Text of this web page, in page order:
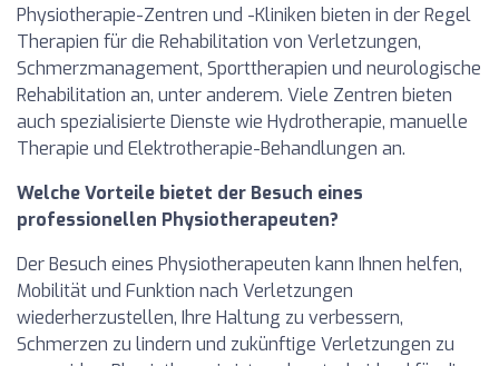
Physiotherapie-Zentren und -Kliniken bieten in der Regel
Therapien für die Rehabilitation von Verletzungen,
Schmerzmanagement, Sporttherapien und neurologische
Rehabilitation an, unter anderem. Viele Zentren bieten
auch spezialisierte Dienste wie Hydrotherapie, manuelle
Therapie und Elektrotherapie-Behandlungen an.
Welche Vorteile bietet der Besuch eines
professionellen Physiotherapeuten?
Der Besuch eines Physiotherapeuten kann Ihnen helfen,
Mobilität und Funktion nach Verletzungen
wiederherzustellen, Ihre Haltung zu verbessern,
Schmerzen zu lindern und zukünftige Verletzungen zu